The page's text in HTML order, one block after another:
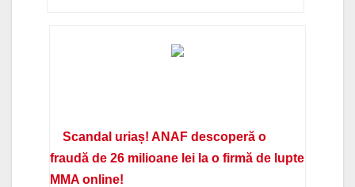
Scandal uriaș! ANAF descoperă o
fraudă de 26 milioane lei la o firmă de lupte
MMA online!